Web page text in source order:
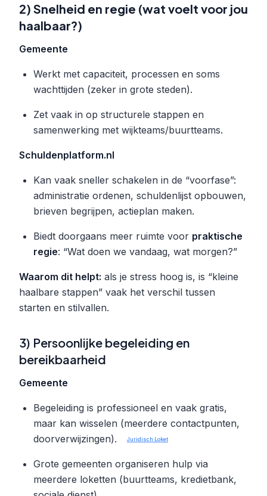
2) Snelheid en regie (wat voelt voor jou
haalbaar?)
Gemeente
Werkt met capaciteit, processen en soms
wachttijden (zeker in grote steden).
Zet vaak in op structurele stappen en
samenwerking met wijkteams/buurtteams.
Schuldenplatform.nl
Kan vaak sneller schakelen in de “voorfase”:
administratie ordenen, schuldenlijst opbouwen,
brieven begrijpen, actieplan maken.
Biedt doorgaans meer ruimte voor praktische
regie: “Wat doen we vandaag, wat morgen?”
Waarom dit helpt: als je stress hoog is, is “kleine
haalbare stappen” vaak het verschil tussen
starten en stilvallen.
3) Persoonlijke begeleiding en
bereikbaarheid
Gemeente
Begeleiding is professioneel en vaak gratis,
maar kan wisselen (meerdere contactpunten,
doorverwijzingen).
Juridisch Loket
Grote gemeenten organiseren hulp via
meerdere loketten (buurtteams, kredietbank,